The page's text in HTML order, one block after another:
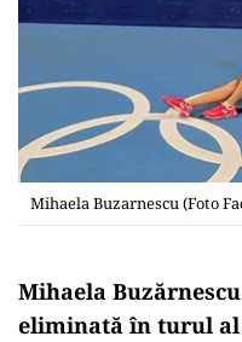
Mihaela Buzarnescu (Foto
Mihaela
eliminată în turul